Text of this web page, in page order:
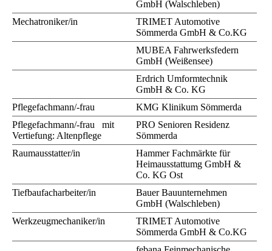
GmbH (Walschleben)
Mechatroniker/in
TRIMET Automotive
Sömmerda GmbH & Co.KG
MUBEA Fahrwerksfedern
GmbH (Weißensee)
Erdrich Umformtechnik
GmbH & Co. KG
Pflegefachmann/-frau
KMG Klinikum Sömmerda
Pflegefachmann/-frau mit
Vertiefung: Altenpflege
PRO Senioren Residenz
Sömmerda
Raumausstatter/in
Hammer Fachmärkte für
Heimausstattumg GmbH &
Co. KG Ost
Tiefbaufacharbeiter/in
Bauer Bauunternehmen
GmbH (Walschleben)
Werkzeugmechaniker/in
TRIMET Automotive
Sömmerda GmbH & Co.KG